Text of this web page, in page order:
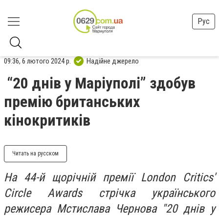
Рус
09:36, 6 лютого 2024 р. Надійне джерело
“20 днів у Маріуполі” здобув
премію британських
кінокритиків
Читать на русском
На 44-й щорічній премії London Critics'
Circle Awards стрічка українського
режисера Мстислава Чернова "20 днів у